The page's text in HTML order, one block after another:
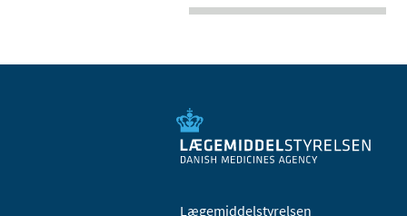
Lægemiddelstyrelsen